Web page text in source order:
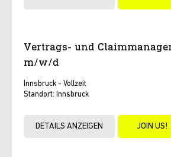
Vertrags- und
m/w/d
Innsbruck - Vollzeit
Standort: Innsbruck
DETAILS ANZEIGEN JOIN US!